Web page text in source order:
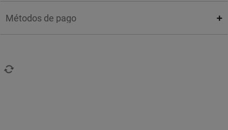
Métodos de pago